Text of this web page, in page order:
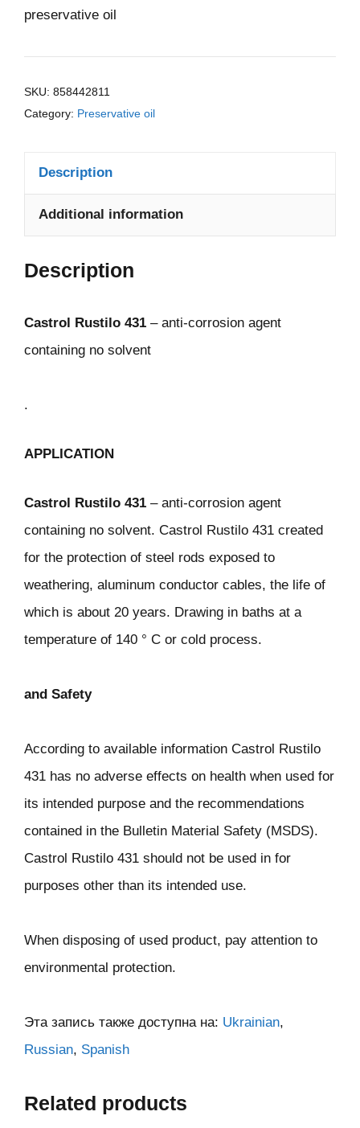
preservative oil
SKU: 858442811
Category: Preservative oil
Description
Additional information
Description
Castrol Rustilo 431 – anti-corrosion agent
containing no solvent
.
APPLICATION
Castrol Rustilo 431 – anti-corrosion agent
containing no solvent. Castrol Rustilo 431 created
for the protection of steel rods exposed to
weathering, aluminum conductor cables, the life of
which is about 20 years. Drawing in baths at a
temperature of 140 ° C or cold process.
and Safety
According to available information Castrol Rustilo
431 has no adverse effects on health when used for
its intended purpose and the recommendations
contained in the Bulletin Material Safety (MSDS).
Castrol Rustilo 431 should not be used in for
purposes other than its intended use.
When disposing of used product, pay attention to
environmental protection.
Эта запись также доступна на: Ukrainian
Russian Spanish
Related products